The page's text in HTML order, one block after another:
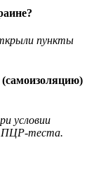
пункты
(самоизоляцию)
условии
ПЦР-теста.